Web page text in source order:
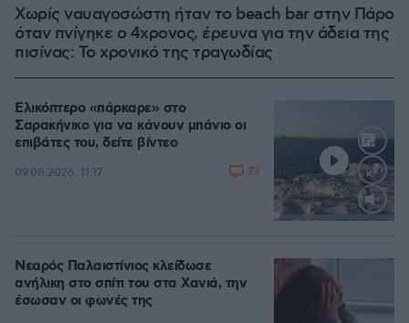
Χωρίς ναυαγοσώστη ήταν το beach bar στην Πάρο
όταν πνίγηκε ο 4χρονος, έρευνα για την άδεια της
πισίνας: Το χρονικό της τραγωδίας
Loaded
Ελικόπτερο «πάρκαρε» στο
Σαρακήνικο για να κάνουν μπάνιο οι
επιβάτες του, δείτε βίντεο
09.08.2026, 11:17 73
Νεαρός Παλαιστίνιος κλείδωσε
ανήλικη στο σπίτι του στα Χανιά, την
έσωσαν οι φωνές της